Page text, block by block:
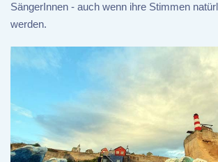
SängerInnen - auch wenn ihre Stimmen
werden.